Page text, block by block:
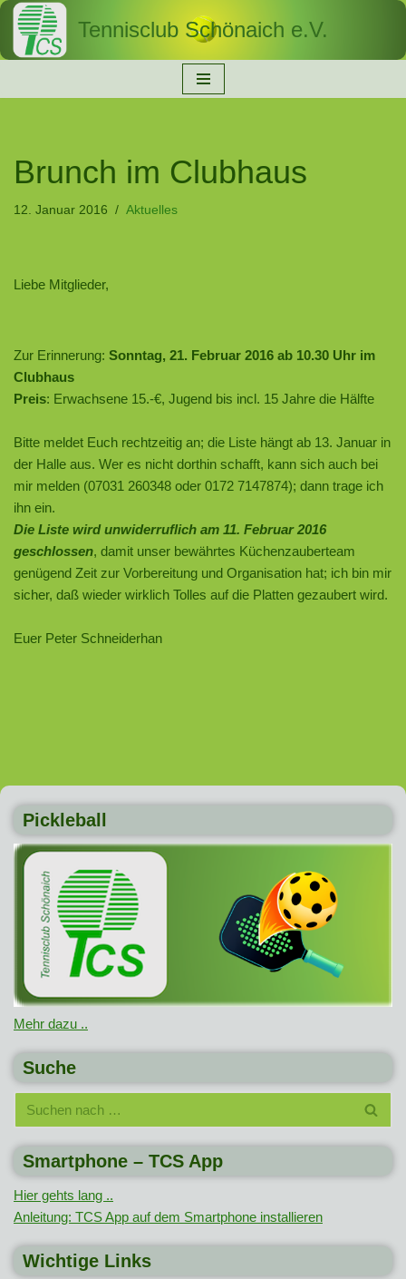
Zum
Tennisclub Schönaich e.V.
Brunch im Clubhaus
12. Januar 2016 Aktuelles
Liebe Mitglieder,
Zur Erinnerung: Sonntag, 21. Februar 2016 ab 10.30 Uhr im
Clubhaus
Preis: Erwachsene 15.-€, Jugend bis incl. 15 Jahre die Hälfte
Bitte meldet Euch rechtzeitig an; die Liste hängt ab 13. Januar in
der Halle aus. Wer es nicht dorthin schafft, kann sich auch bei
mir melden (07031 260348 oder 0172 7147874); dann trage ich
ihn ein.
Die Liste wird unwiderruflich am 11. Februar 2016
geschlossen, damit unser bewährtes Küchenzauberteam
genügend Zeit zur Vorbereitung und Organisation hat; ich bin mir
sicher, daß wieder wirklich Tolles auf die Platten gezaubert wird.
Euer Peter Schneiderhan
Pickleball
Mehr dazu ..
Suche
Smartphone – TCS App
Hier gehts lang ..
Anleitung: TCS App auf dem Smartphone installieren
Wichtige Links